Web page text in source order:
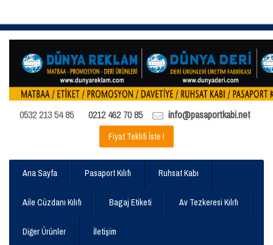
0532 213 54 85 0212 462 70 85 info@pasaportkabi.net
Fiyat Teklifi İste !
Ana Sayfa Pasaport Kılıfı Ruhsat Kabı
Aile Cüzdanı Kılıfı Bagaj Etiketi Av Tezkeresi Kılıfı
Diğer Ürünler İletişim